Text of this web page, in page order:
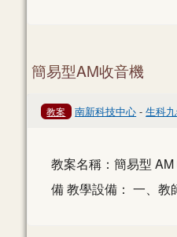
簡易型AM收音機
教案 南新科技中心 -生科
教案名稱：簡易型
備 教學設備： 一、教